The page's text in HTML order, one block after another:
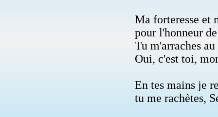
Ma forteresse et
pour l'honneur
Tu m'arraches
Oui, c'est toi,
En tes mains je
tu me rachètes,